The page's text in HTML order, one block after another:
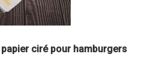
ciré pour hamburgers